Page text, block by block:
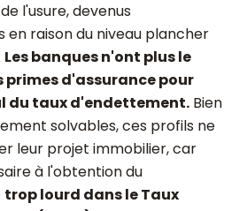
l'usure, devenus
en raison du niveau plancher
Les banques n'ont plus le
primes d'assurance pour
du taux d'endettement. Bien
solvables, ces profils ne
leur projet immobilier, car
à l'obtention du
trop lourd dans le Taux